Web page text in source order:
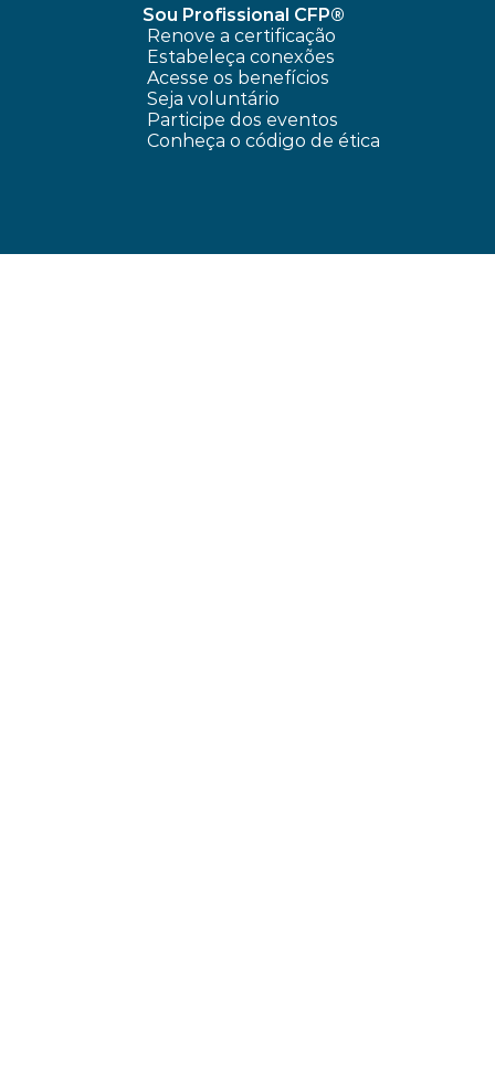
Sou Profissional CFP®
Renove a certificação
Estabeleça conexões
Acesse os benefícios
Seja voluntário
Participe dos eventos
Conheça o código de ética